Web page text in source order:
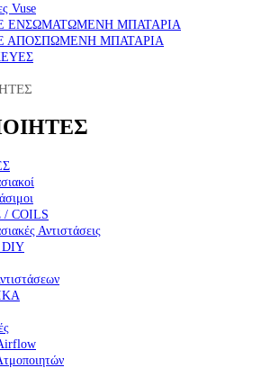
Vuse
ΕΝΣΩΜΑΤΩΜΕΝΗ ΜΠΑΤΑΡΙΑ
ΑΠΟΣΠΩΜΕΝΗ ΜΠΑΤΑΡΙΑ
COILS
Αντιστάσεις
DIY